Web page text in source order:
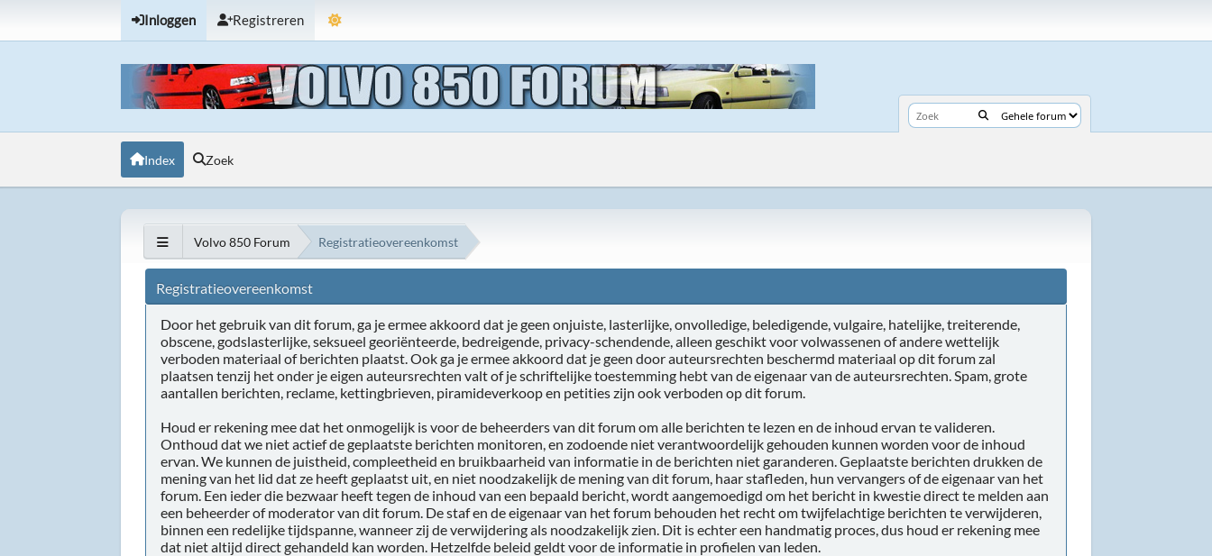
Inloggen Registreren
Index Zoek
Volvo 850 Forum Registratieovereenkomst
Registratieovereenkomst
Door het gebruik van dit forum, ga je ermee akkoord dat je geen onjuiste, lasterlijke, onvolledige, beledigende, vulgaire, hatelijke, treiterende,
obscene, godslasterlijke, seksueel georiënteerde, bedreigende, privacy-schendende, alleen geschikt voor volwassenen of andere wettelijk
verboden materiaal of berichten plaatst. Ook ga je ermee akkoord dat je geen door auteursrechten beschermd materiaal op dit forum zal
plaatsen tenzij het onder je eigen auteursrechten valt of je schriftelijke toestemming hebt van de eigenaar van de auteursrechten. Spam, grote
aantallen berichten, reclame, kettingbrieven, piramideverkoop en petities zijn ook verboden op dit forum.
Houd er rekening mee dat het onmogelijk is voor de beheerders van dit forum om alle berichten te lezen en de inhoud ervan te valideren.
Onthoud dat we niet actief de geplaatste berichten monitoren, en zodoende niet verantwoordelijk gehouden kunnen worden voor de inhoud
ervan. We kunnen de juistheid, compleetheid en bruikbaarheid van informatie in de berichten niet garanderen. Geplaatste berichten drukken de
mening van het lid dat ze heeft geplaatst uit, en niet noodzakelijk de mening van dit forum, haar stafleden, hun vervangers of de eigenaar van het
forum. Een ieder die bezwaar heeft tegen de inhoud van een bepaald bericht, wordt aangemoedigd om het bericht in kwestie direct te melden aan
een beheerder of moderator van dit forum. De staf en de eigenaar van het forum behouden het recht om twijfelachtige berichten te verwijderen,
binnen een redelijke tijdspanne, wanneer zij de verwijdering als noodzakelijk zien. Dit is echter een handmatig proces, dus houd er rekening mee
dat niet altijd direct gehandeld kan worden. Hetzelfde beleid geldt voor de informatie in profielen van leden.